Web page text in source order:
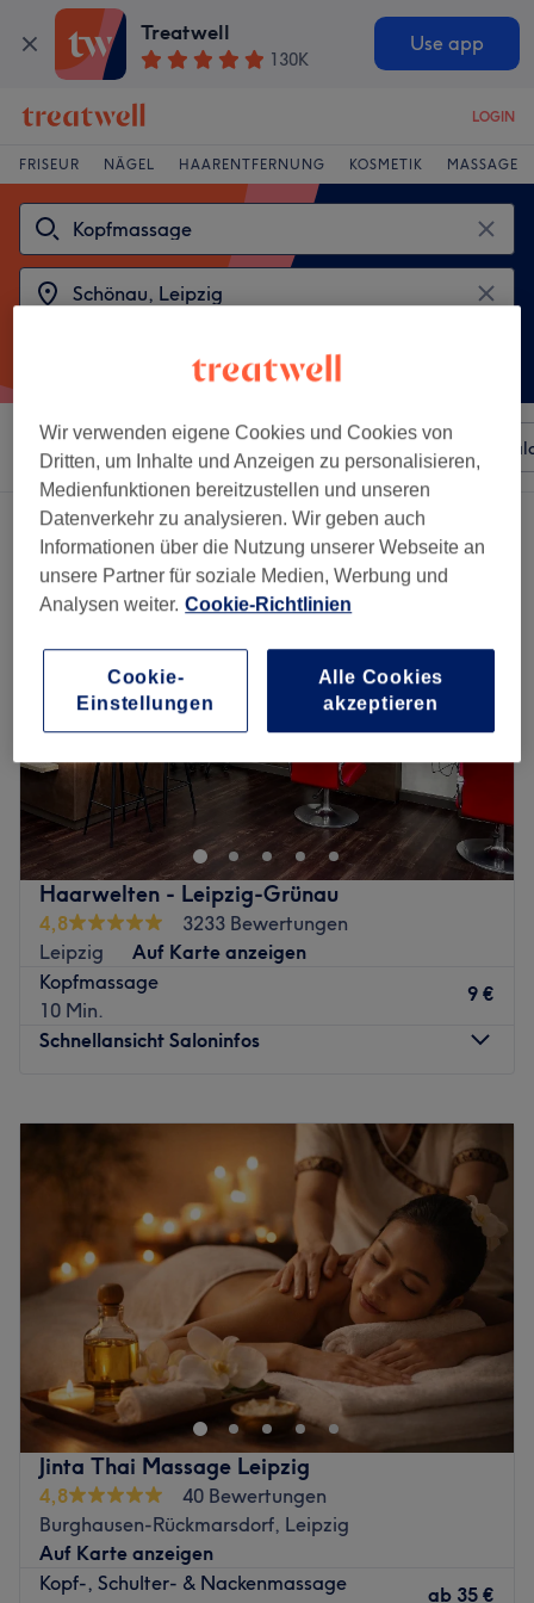
Treatwell
130K
Use app
LOGIN
FRISEUR NÄGEL HAARENTFERNUNG KOSMETIK MASSAGE
Sortieren nach Beliebiger Preis Besonderheiten
2 Salons die anbieten:kopfmassage in der Nähe von Schönau, Leipzig
Haarwelten - Leipzig-Grünau
4,8
3233 Bewertungen
Leipzig
Auf Karte anzeigen
Kopfmassage
10 Min.
9 €
Schnellansicht Saloninfos
09:00– 19:00
Mittwoch
09:00– 19:00
09:00–19:00
Freitag
09:00–19:00
Samstag
09:00
Sonntag
Geschlossen
Herzlich Willkommen im Friseursalon Haarwelten in
Leipzig-Schönau, direkt im Kaufland Center in der Kiewer
Straße. Hier erwartet Sie eine Mischung aus
handwerklicher Tradition und modernen kreativen
Dienstleistungen rund um das Thema Haar. Lassen Sie
sich mit unseren professionellen Friseurprodukten
verwöhnen und genießen Sie die entspannte Atmosphäre
in einem familiengeführten Salon. Das Angebot umfasst
klassische sowie moderne Schnitttechniken, kreative
Farbveränderungen für Ihr Haar, aber auch exklusive
Jinta Thai Massage Leipzig
4,8
40 Bewertungen
Burghausen-Rückmarsdorf, Leipzig
Auf Karte anzeigen
Kopf-, Schulter- & Nackenmassage
ab 35 €
Wir verwenden eigene Cookies und Cookies von
Dritten, um Inhalte und Anzeigen zu personalisieren,
Medienfunktionen bereitzustellen und unseren
Datenverkehr zu analysieren. Wir geben auch
Informationen über die Nutzung unserer Webseite an
unsere Partner für soziale Medien, Werbung und
Analysen weiter. Cookie-Richtlinien
Cookie-
Einstellungen
Alle Cookies
akzeptieren